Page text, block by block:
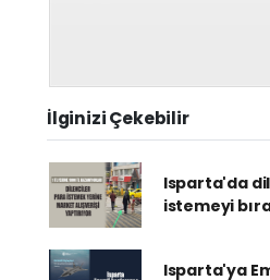
İlginizi Çekebilir
Isparta'da
istemeyi
Isparta'ya